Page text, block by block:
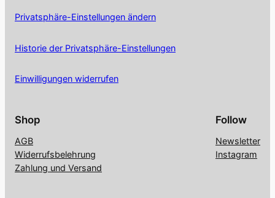
Privatsphäre-Einstellungen ändern
Historie der Privatsphäre-Einstellungen
Einwilligungen widerrufen
Shop
AGB
Widerrufsbelehrung
Zahlung und Versand
Follow
Newsletter
Instagram